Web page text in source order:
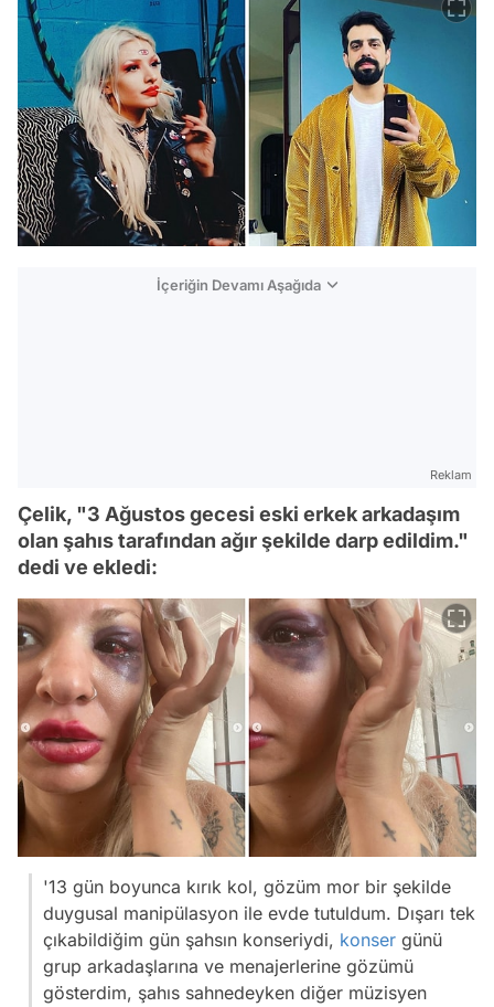
İçeriğin Devamı Aşağıda
Reklam
Çelik, "3 Ağustos gecesi eski erkek arkadaşım
olan şahıs tarafından ağır şekilde darp edildim."
dedi ve ekledi:
'13 gün boyunca kırık kol, gözüm mor bir şekilde
duygusal manipülasyon ile evde tutuldum. Dışarı tek
çıkabildiğim gün şahsın konseriydi, konser günü
grup arkadaşlarına ve menajerlerine gözümü
gösterdim, şahıs sahnedeyken diğer müzisyen